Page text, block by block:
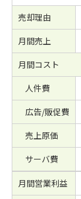
売却理由
月間売上
月間コスト
人件費
広告/販促費
売上原価
サーバ費
月間営業利益